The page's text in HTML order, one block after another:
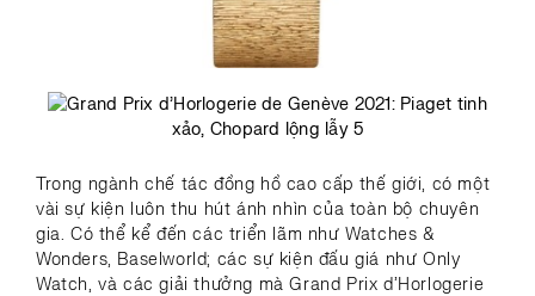
Trong ngành chế tác đồng hồ cao cấp thế giới, có một
vài sự kiện luôn thu hút ánh nhìn của toàn bộ chuyên
gia. Có thể kể đến các triển lãm như Watches &
Wonders, Baselworld; các sự kiện đấu giá như Only
Watch, và các giải thưởng mà Grand Prix d’Horlogerie